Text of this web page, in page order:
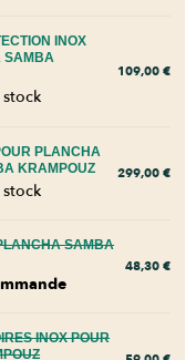
INOX
SAMBA
stock
109,00 €
PLANCHA
KRAMPOUZ
stock
299,00 €
SAMBA
48,30 €
INOX POUR